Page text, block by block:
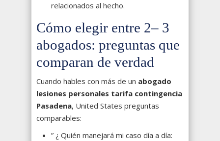
relacionados al hecho.
Cómo elegir entre 2– 3
abogados: preguntas que
comparan de verdad
Cuando hables con más de un abogado
lesiones personales tarifa contingencia
Pasadena, United States preguntas
comparables:
” ¿ Quién manejará mi caso día a día: